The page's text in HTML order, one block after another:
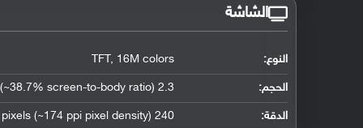
الشاشة
النوع: TFT, 16M colors
الحجم: 2.3 inches (~38.7% screen-to-body ratio)
الدقة: 240 x 320 pixels (~174 ppi pixel density)